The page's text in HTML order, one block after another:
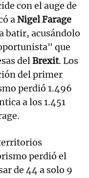
con el auge de
a Nigel Farage
batir, acusándolo
que
delBrexit. Los
del primer
perdió 1.496
a los 1.451
perdió el
de 44 a solo 9